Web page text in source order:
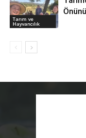
Tarım ve
Hayvancılık